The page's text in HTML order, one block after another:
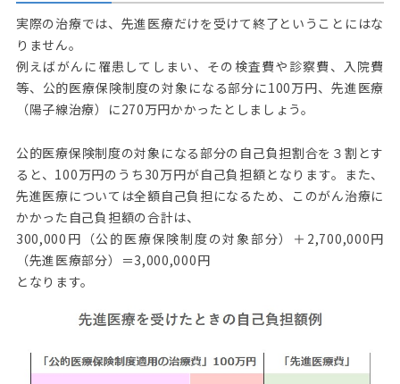
実際の治療では、先進医療だけを受けて終了ということにはな
りません。
例えばがんに罹患してしまい、その検査費や診察費、入院費
等、公的医療保険制度の対象になる部分に100万円、先進医療
（陽子線治療）に270万円かかったとしましょう。
公的医療保険制度の対象になる部分の自己負担割合を３割とす
ると、100万円のうち30万円が自己負担額となります。また、
先進医療については全額自己負担になるため、このがん治療に
かかった自己負担額の合計は、
300,000円（公的医療保険制度の対象部分）＋2,700,000円
（先進医療部分）＝3,000,000円
となります。